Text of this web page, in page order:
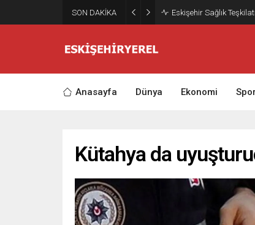
SON DAKİKA Eskişehir Sağlık
Anasayfa Dünya Ekonomi Spor
Kütahya da